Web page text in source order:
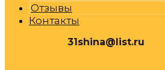
Отзывы
Контакты
31shina@list.ru